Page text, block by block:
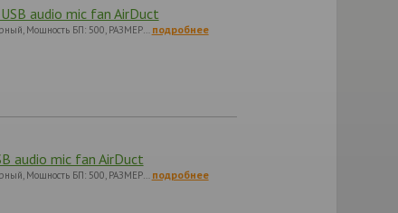
audio mic fan AirDuct
Мощность БП: 500, РАЗМЕР… подробнее
audio mic fan AirDuct
Мощность БП: 500, РАЗМЕР… подробнее